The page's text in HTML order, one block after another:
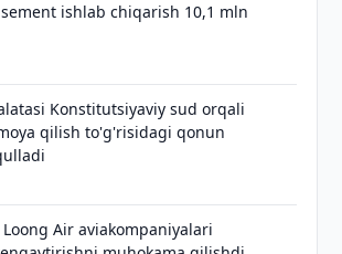
sement ishlab chiqarish 10,1 mln
Konstitutsiyaviy sud orqali
qilish to'g'risidagi qonun
Loong Air aviakompaniyalari